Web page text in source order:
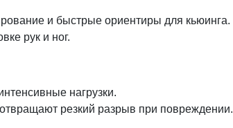
и быстрые ориентиры для кьюинга.
рук и ног.
нагрузки.
резкий разрыв при повреждении.